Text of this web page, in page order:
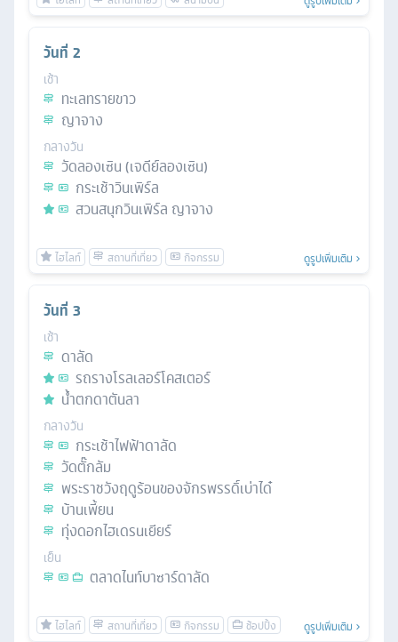
วันที่ 2
เช้า
ทะเลทรายขาว
ญาจาง
กลางวัน
วัดลองเซิน (เจดีย์ลองเซิน)
กระเช้าวินเพิร์ล
สวนสนุกวินเพิร์ล ญาจาง
ดูรูปเพิ่มเติม
วันที่ 3
เช้า
ดาลัด
รถรางโรลเลอร์โคสเตอร์
น้ำตกดาตันลา
กลางวัน
กระเช้าไฟฟ้าดาลัด
วัดตั๊กลัม
พระราชวังฤดูร้อนของจักรพรรดิ์เบ่าได๋
บ้านเพี้ยน
ทุ่งดอกไฮเดรนเยียร์
เย็น
ตลาดไนท์บาซาร์ดาลัด
ดูรูปเพิ่มเติม